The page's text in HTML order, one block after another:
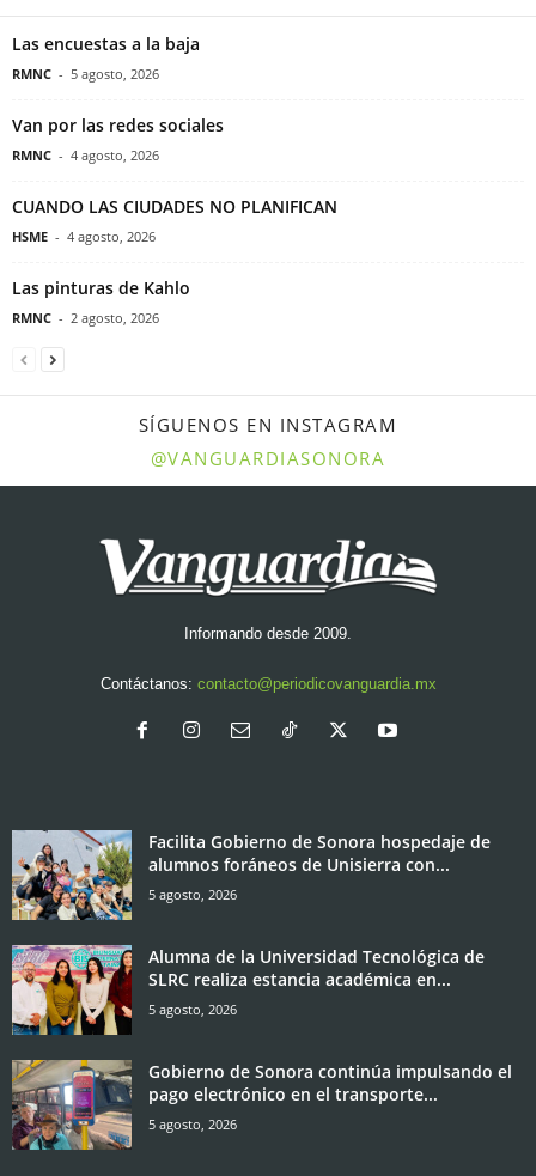
Las encuestas a la baja
RMNC - 5 agosto, 2026
Van por las redes sociales
RMNC - 4 agosto, 2026
CUANDO LAS CIUDADES NO PLANIFICAN
HSME - 4 agosto, 2026
Las pinturas de Kahlo
RMNC - 2 agosto, 2026
SÍGUENOS EN INSTAGRAM
@VANGUARDIASONORA
Informando desde 2009.
Contáctanos: contacto@periodicovanguardia.mx
Facilita Gobierno de Sonora hospedaje de
alumnos foráneos de Unisierra con...
5 agosto, 2026
Alumna de la Universidad Tecnológica de
SLRC realiza estancia académica en...
5 agosto, 2026
Gobierno de Sonora continúa impulsando el
pago electrónico en el transporte...
5 agosto, 2026